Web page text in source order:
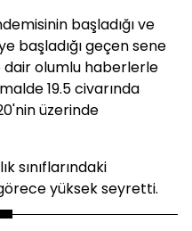
başladığı ve
başladığı geçen sene
dair olumlu haberlerle
19.5 civarında
üzerinde
sınıflarındaki
yüksek seyretti.